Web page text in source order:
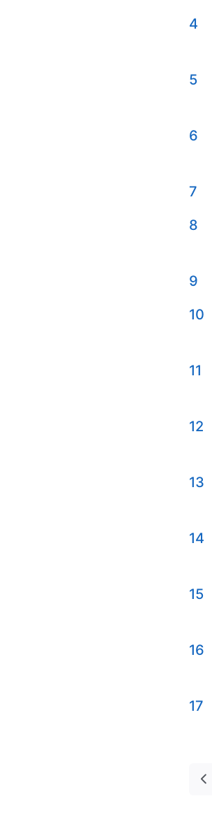
4
5
6
7
8
9
10
11
12
13
14
15
16
17